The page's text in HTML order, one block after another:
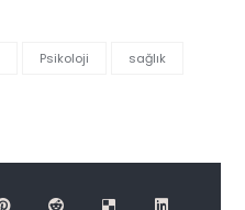
Psikoloji sağlık